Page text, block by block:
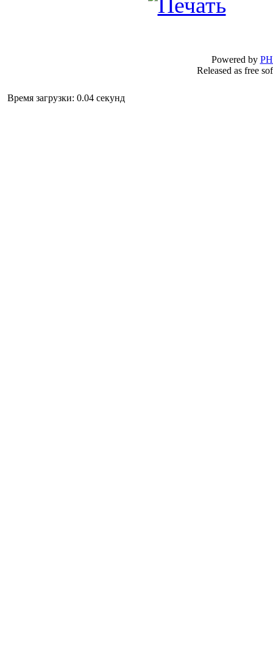
Powered by
Released as free
Время загрузки: 0.04 секунд